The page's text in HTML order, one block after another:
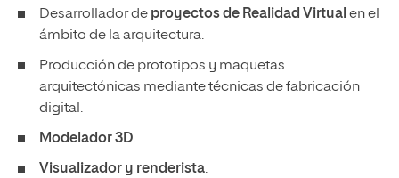
Desarrollador de proyectos de Realidad Virtual en el
ámbito de la arquitectura.
Producción de prototipos y maquetas
arquitectónicas mediante técnicas de fabricación
digital.
Modelador 3D.
Visualizador y renderista.